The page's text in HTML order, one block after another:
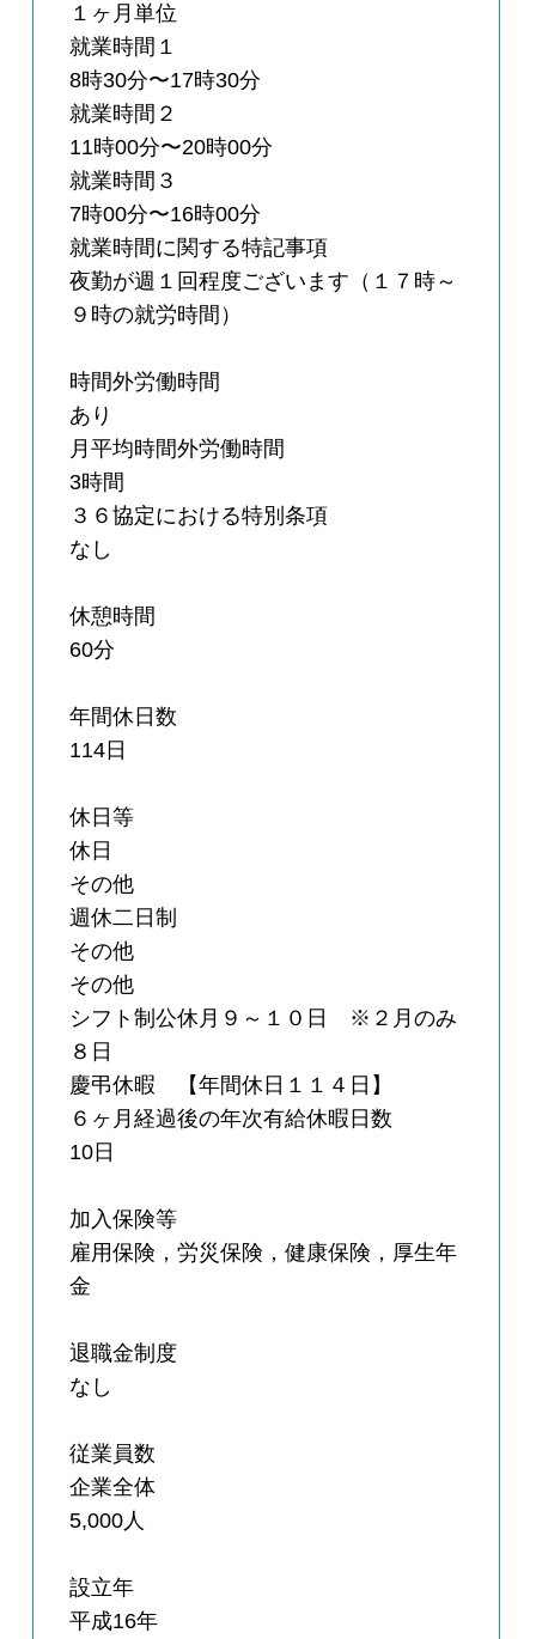
１ヶ月単位
就業時間１
8時30分〜17時30分
就業時間２
11時00分〜20時00分
就業時間３
7時00分〜16時00分
就業時間に関する特記事項
夜勤が週１回程度ございます（１７時～
９時の就労時間）
時間外労働時間
あり
月平均時間外労働時間
3時間
３６協定における特別条項
なし
休憩時間
60分
年間休日数
114日
休日等
休日
その他
週休二日制
その他
その他
シフト制公休月９～１０日 ※２月のみ
８日
慶弔休暇 【年間休日１１４日】
６ヶ月経過後の年次有給休暇日数
10日
加入保険等
雇用保険，労災保険，健康保険，厚生年
金
退職金制度
なし
従業員数
企業全体
5,000人
設立年
平成16年